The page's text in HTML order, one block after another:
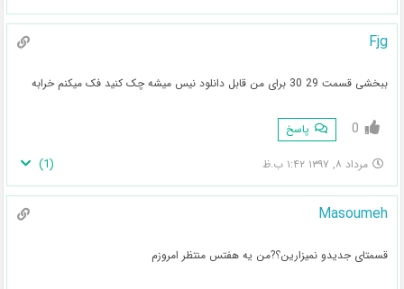
Fjg
ببخشی قسمت 29 30 برای من قابل دانلود نیس میشه چک کنید فک میکنم خرابه
0 پاسخ
مرداد ۸, ۱۳۹۷ ۱:۴۲ ب.ظ (
1
)
Masoumeh
قسمتای جدیدو نمیزارین؟?من یه هفتس منتظر امروزم